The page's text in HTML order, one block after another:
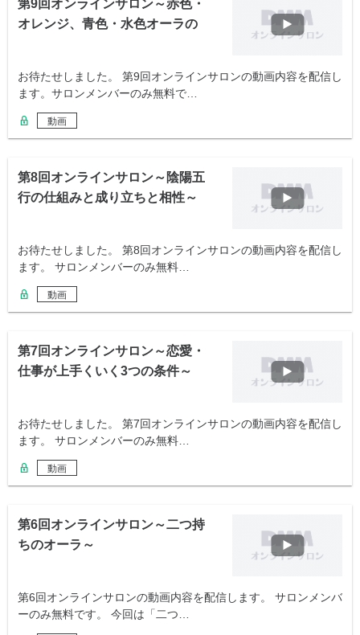
第9回オンラインサロン～赤色・
オレンジ、青色・水色オーラの
お待たせしました。 第9回オンラインサロンの動画内容を配信し
ます。サロンメンバーのみ無料で…
動画
第8回オンラインサロン～陰陽五
行の仕組みと成り立ちと相性～
お待たせしました。 第8回オンラインサロンの動画内容を配信し
ます。 サロンメンバーのみ無料…
動画
第7回オンラインサロン～恋愛・
仕事が上手くいく3つの条件～
お待たせしました。 第7回オンラインサロンの動画内容を配信し
ます。 サロンメンバーのみ無料…
動画
第6回オンラインサロン～二つ持
ちのオーラ～
第6回オンラインサロンの動画内容を配信します。 サロンメンバ
ーのみ無料です。 今回は「二つ…